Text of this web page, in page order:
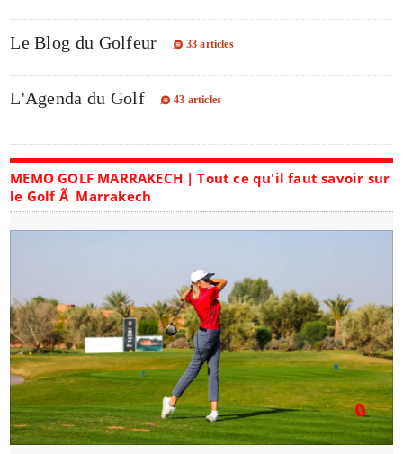
Le Blog du Golfeur 33 articles
L'Agenda du Golf 43 articles
MEMO GOLF MARRAKECH | Tout ce qu'il faut savoir sur
le Golf Ã Marrakech